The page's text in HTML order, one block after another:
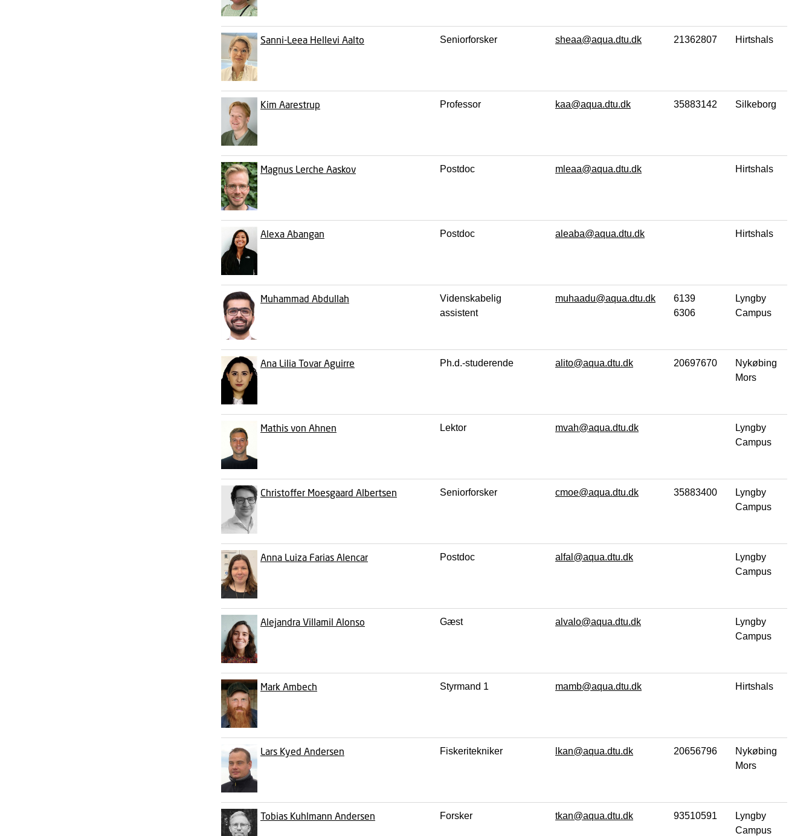
Sanni-Leea Hellevi Aalto Seniorforsker sheaa@aqua.dtu.dk 21362807 Hirtshals
Kim Aarestrup Professor kaa@aqua.dtu.dk 35883142 Silkeborg
Magnus Lerche Aaskov Postdoc mleaa@aqua.dtu.dk Hirtshals
Alexa Abangan Postdoc aleaba@aqua.dtu.dk Hirtshals
Muhammad Abdullah
Videnskabelig
assistent
muhaadu@aqua.dtu.dk
6139
6306
Lyngby
Campus
Ana Lilia Tovar Aguirre Ph.d.-studerende alito@aqua.dtu.dk 20697670
Nykøbing
Mors
Mathis von Ahnen Lektor mvah@aqua.dtu.dk
Lyngby
Campus
Christoffer Moesgaard Albertsen Seniorforsker cmoe@aqua.dtu.dk 35883400
Lyngby
Campus
Anna Luiza Farias Alencar Postdoc alfal@aqua.dtu.dk
Lyngby
Campus
Alejandra Villamil Alonso Gæst alvalo@aqua.dtu.dk
Lyngby
Campus
Mark Ambech Styrmand 1 mamb@aqua.dtu.dk Hirtshals
Lars Kyed Andersen Fiskeritekniker lkan@aqua.dtu.dk 20656796
Nykøbing
Mors
Tobias Kuhlmann Andersen Forsker tkan@aqua.dtu.dk 93510591
Lyngby
Campus